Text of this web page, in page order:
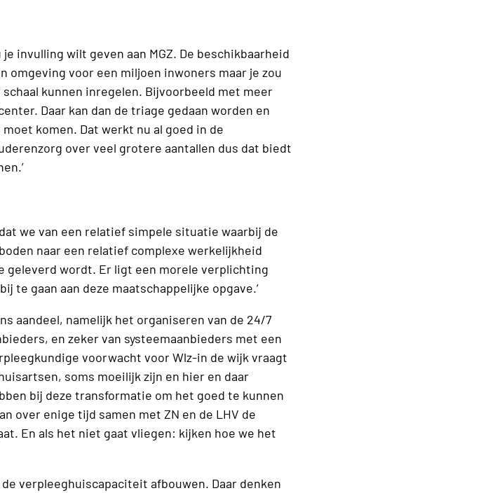
invulling wilt geven aan MGZ. De beschikbaarheid
omgeving voor een miljoen inwoners maar je zou
kunnen inregelen. Bijvoorbeeld met meer
Daar kan dan de triage gedaan worden en
komen. Dat werkt nu al goed in de
over veel grotere aantallen dus dat biedt
we van een relatief simpele situatie waarbij de
naar een relatief complexe werkelijkheid
geleverd wordt. Er ligt een morele verplichting
te gaan aan deze maatschappelijke opgave.’
aandeel, namelijk het organiseren van de 24/7
en zeker van systeemaanbieders met een
voorwacht voor Wlz-in de wijk vraagt
soms moeilijk zijn en hier en daar
bij deze transformatie om het goed te kunnen
over enige tijd samen met ZN en de LHV de
En als het niet gaat vliegen: kijken hoe we het
verpleeghuiscapaciteit afbouwen. Daar denken